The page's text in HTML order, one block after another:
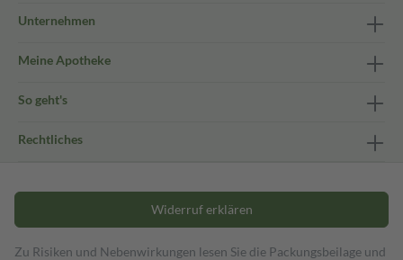
Unternehmen
Meine Apotheke
So geht's
Rechtliches
Widerruf erklären
Zu Risiken und Nebenwirkungen lesen Sie die Packungsbeilage und